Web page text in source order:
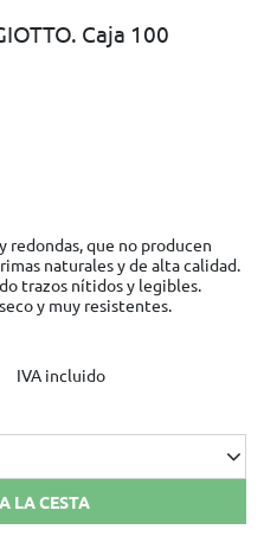
Caja 100
redondas, que no producen
naturales y de alta calidad.
trazos nítidos y legibles.
y muy resistentes.
IVA incluido
LA CESTA